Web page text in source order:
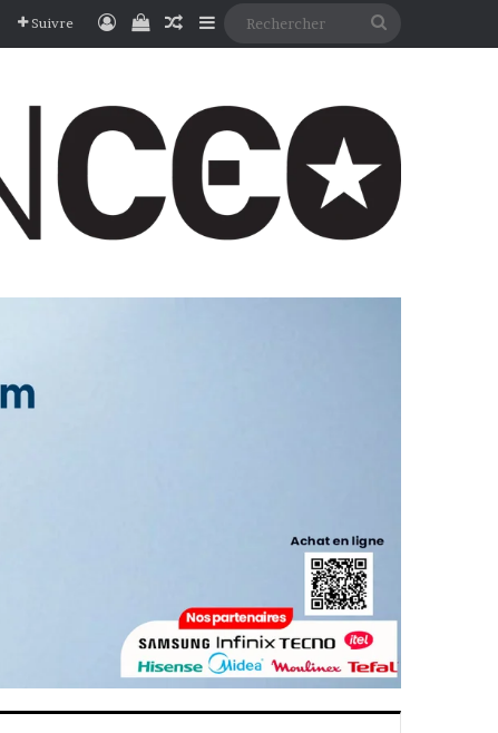
Suivre Connexion
Voir votre panier
Article Aléatoire
Sidebar (barre latérale)